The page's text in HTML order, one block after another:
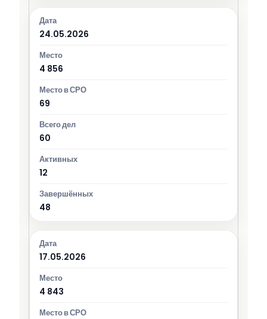
24.05.2026
4 856
69
60
12
48
17.05.2026
4 843